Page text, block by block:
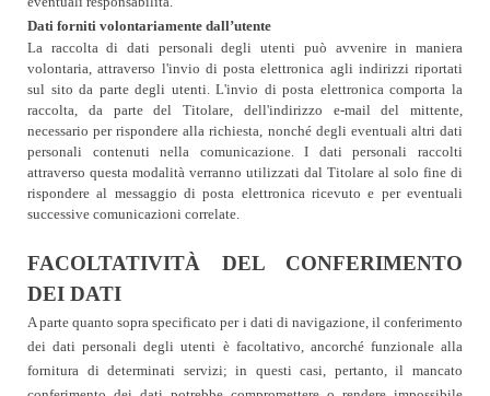
Dati forniti volontariamente dall’utente
La raccolta di dati personali degli utenti può avvenire in maniera
volontaria, attraverso l'invio di posta elettronica agli indirizzi riportati
sul sito da parte degli utenti. L'invio di posta elettronica comporta la
raccolta, da parte del Titolare, dell'indirizzo e-mail del mittente,
necessario per rispondere alla richiesta, nonché degli eventuali altri dati
personali contenuti nella comunicazione. I dati personali raccolti
attraverso questa modalità verranno utilizzati dal Titolare al solo fine di
rispondere al messaggio di posta elettronica ricevuto e per eventuali
successive comunicazioni correlate.
FACOLTATIVITÀ DEL CONFERIMENTO
DEI DATI
A parte quanto sopra specificato per i dati di navigazione, il conferimento
dei dati personali degli utenti è facoltativo, ancorché funzionale alla
fornitura di determinati servizi; in questi casi, pertanto, il mancato